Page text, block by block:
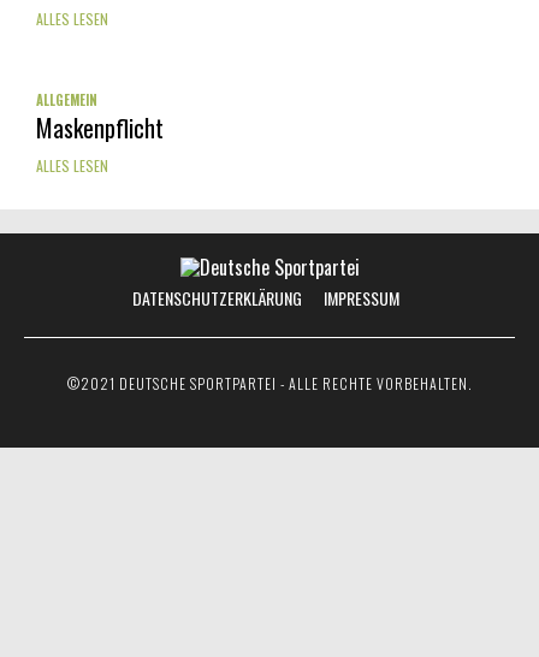
ALLES LESEN
ALLGEMEIN
Maskenpflicht
ALLES LESEN
DATENSCHUTZERKLÄRUNG IMPRESSUM
©2021 DEUTSCHE SPORTPARTEI - ALLE RECHTE VORBEHALTEN.